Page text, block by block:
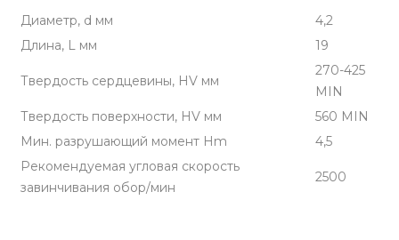
Диаметр, d мм
4,2
Длина, L мм
19
Твердость сердцевины, HV мм
270-425
MIN
Твердость поверхности, HV мм
560 MIN
Мин. разрушающий момент Hm
4,5
Рекомендуемая угловая скорость
завинчивания обор/мин
2500